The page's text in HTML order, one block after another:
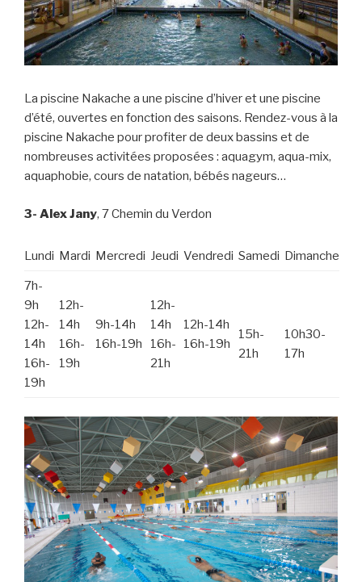
La piscine Nakache a une piscine d’hiver et une piscine
d’été, ouvertes en fonction des saisons. Rendez-vous à la
piscine Nakache pour profiter de deux bassins et de
nombreuses activitées proposées : aquagym, aqua-mix,
aquaphobie, cours de natation, bébés nageurs…
3- Alex Jany, 7 Chemin du Verdon
Lundi Mardi Mercredi Jeudi Vendredi Samedi Dimanche
7h-
9h
12h-
14h
16h-
19h
12h-
14h
16h-
19h
9h-14h
16h-19h
12h-
14h
16h-
21h
12h-14h
16h-19h
15h-
21h
10h30-
17h